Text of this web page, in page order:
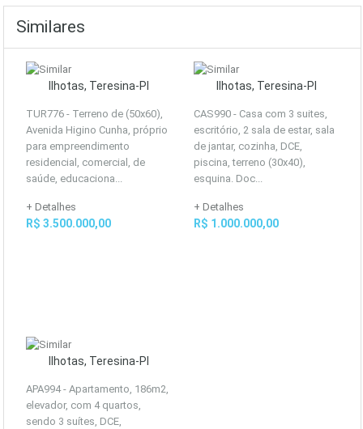
Similares
Ilhotas, Teresina-PI
TUR776 - Terreno de (50x60),
Avenida Higino Cunha, próprio
para empreendimento
residencial, comercial, de
saúde, educaciona...
+ Detalhes
R$ 3.500.000,00
Ilhotas, Teresina-PI
CAS990 - Casa com 3 suites,
escritório, 2 sala de estar, sala
de jantar, cozinha, DCE,
piscina, terreno (30x40),
esquina. Doc...
+ Detalhes
R$ 1.000.000,00
Ilhotas, Teresina-PI
APA994 - Apartamento, 186m2,
elevador, com 4 quartos,
sendo 3 suítes, DCE,